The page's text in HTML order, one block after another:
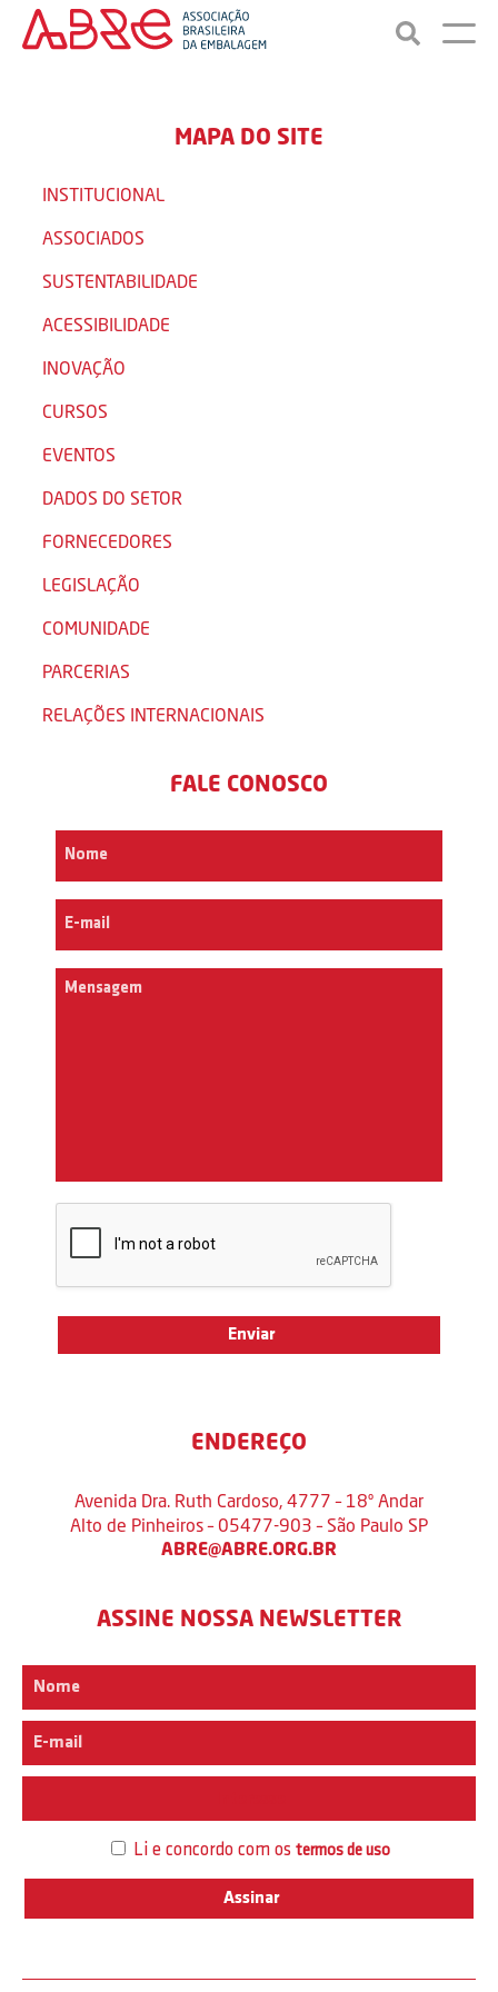
MAPA DO SITE
INSTITUCIONAL
ASSOCIADOS
SUSTENTABILIDADE
ACESSIBILIDADE
INOVAÇÃO
CURSOS
EVENTOS
DADOS DO SETOR
FORNECEDORES
LEGISLAÇÃO
COMUNIDADE
PARCERIAS
RELAÇÕES INTERNACIONAIS
FALE CONOSCO
ENDEREÇO
Avenida Dra. Ruth Cardoso, 4777 – 18º Andar
Alto de Pinheiros – 05477-903 – São Paulo SP
ABRE@ABRE.ORG.BR
ASSINE NOSSA NEWSLETTER
Li e concordo com os termos de uso